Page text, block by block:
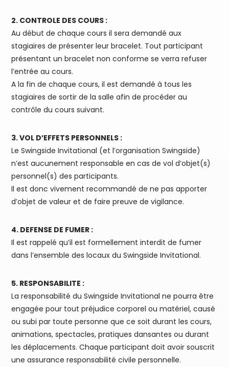
2. CONTROLE DES COURS :
Au début de chaque cours il sera demandé aux
stagiaires de présenter leur bracelet. Tout participant
présentant un bracelet non conforme se verra refuser
l’entrée au cours.
A la fin de chaque cours, il est demandé à tous les
stagiaires de sortir de la salle afin de procéder au
contrôle du cours suivant.
3. VOL D’EFFETS PERSONNELS :
Le Swingside Invitational (et l’organisation Swingside)
n’est aucunement responsable en cas de vol d’objet(s)
personnel(s) des participants.
Il est donc vivement recommandé de ne pas apporter
d’objet de valeur et de faire preuve de vigilance.
4. DEFENSE DE FUMER :
Il est rappelé qu’il est formellement interdit de fumer
dans l’ensemble des locaux du Swingside Invitational.
5. RESPONSABILITE :
La responsabilité du Swingside Invitational ne pourra être
engagée pour tout préjudice corporel ou matériel, causé
ou subi par toute personne que ce soit durant les cours,
animations, spectacles, pratiques dansantes ou durant
les déplacements. Chaque participant doit avoir souscrit
une assurance responsabilité civile personnelle.